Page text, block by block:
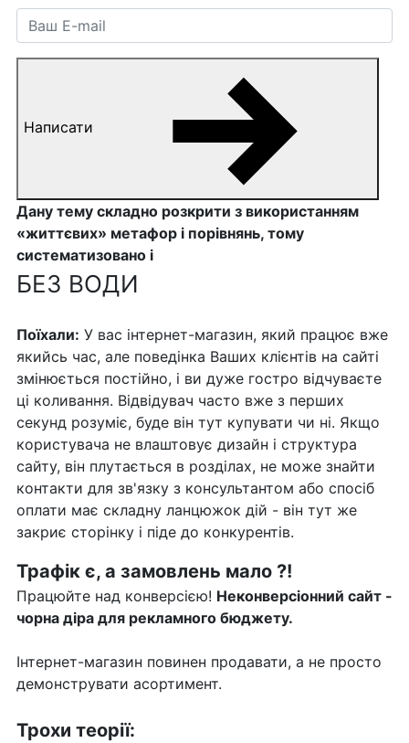
Написати
Дану тему складно розкрити з використанням
«життєвих» метафор і порівнянь, тому
систематизовано і
БЕЗ ВОДИ
Поїхали: У вас інтернет-магазин, який працює вже
якийсь час, але поведінка Ваших клієнтів на сайті
змінюється постійно, і ви дуже гостро відчуваєте
ці коливання. Відвідувач часто вже з перших
секунд розуміє, буде він тут купувати чи ні. Якщо
користувача не влаштовує дизайн і структура
сайту, він плутається в розділах, не може знайти
контакти для зв'язку з консультантом або спосіб
оплати має складну ланцюжок дій - він тут же
закриє сторінку і піде до конкурентів.
Трафік є, а замовлень мало ?!
Працюйте над конверсією! Неконверсіонний сайт -
чорна діра для рекламного бюджету.
Інтернет-магазин повинен продавати, а не просто
демонструвати асортимент.
Трохи теорії: